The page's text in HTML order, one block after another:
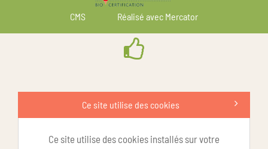
CMS Réalisé avec Mercator
Ce site utilise des cookies
Ce site utilise des cookies installés sur votre